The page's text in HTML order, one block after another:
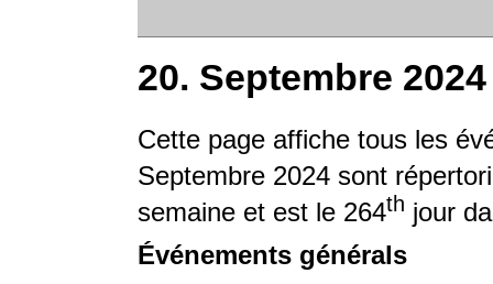
20. Septembre 2024
Cette page affiche tous les
Septembre 2024 sont
semaine et est le 264th jour
Événements générals